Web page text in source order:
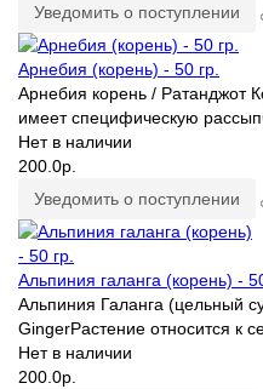
Уведомить о поступлении
Арнебия (корень) - 50 гр.
Арнебия корень / Ратанджот
имеет специфическую
Нет в наличии
200.0р.
Уведомить о поступлении
Альпиния галанга (корень) -
Альпиния Галанга (цельный
GingerРастение относится к
Нет в наличии
200.0р.